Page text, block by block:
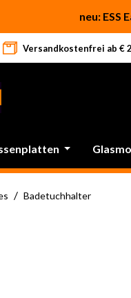
neu: ESS
Versandkostenfrei ab €
/ Badetuchhalter